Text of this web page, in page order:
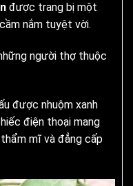
được trang bị một
nắm tuyệt vời.
người thợ thuộc
được nhuộm xanh
điện thoại mang
mĩ và đẳng cấp